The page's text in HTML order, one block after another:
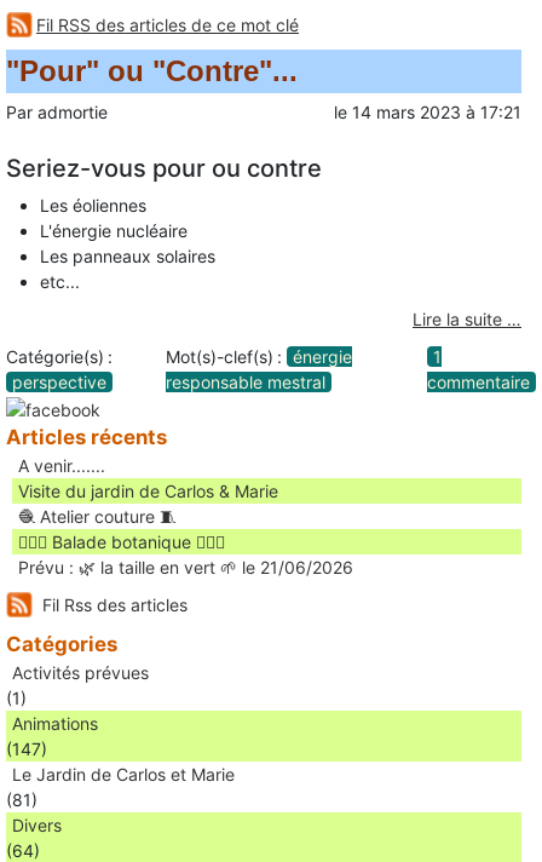
Fil RSS des articles de ce mot clé
"Pour" ou "Contre"...
Par admortie le 14 mars 2023 à 17:21
Seriez-vous pour ou contre
Les éoliennes
L'énergie nucléaire
Les panneaux solaires
etc...
Lire la suite …
Catégorie(s) :
perspective
Mot(s)-clef(s) : énergie
responsable mestral
1
commentaire
Articles récents
A venir.......
Visite du jardin de Carlos & Marie
🧶 Atelier couture 🧵
🚶🏻‍♀️ Balade botanique 🚶🏻‍♂️
Prévu : 🌿 la taille en vert 🌱 le 21/06/2026
Fil Rss des articles
Catégories
Activités prévues
(1)
Animations
(147)
Le Jardin de Carlos et Marie
(81)
Divers
(64)